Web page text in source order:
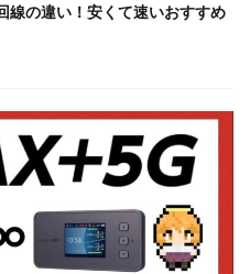
の違い！安くて速いおすすめ